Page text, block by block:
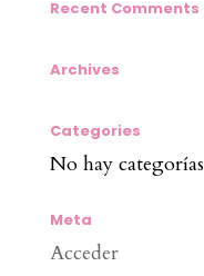
Recent Comments
Archives
Categories
No hay categorías
Meta
Acceder